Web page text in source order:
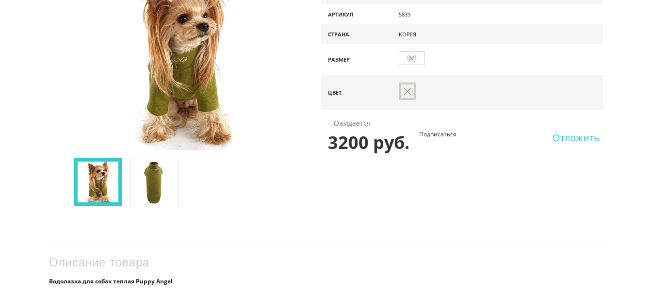
АРТИКУЛ 5839
СТРАНА КОРЕЯ
РАЗМЕР M/L
ЦВЕТ
Ожидается
3200 руб. Подписаться Отложить
Описание товара
Водолазка для собак теплая Puppy Angel